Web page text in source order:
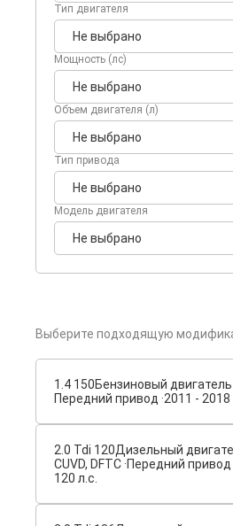
Тип двигателя
Не выбрано
Мощность (лс)
Не выбрано
Объем двигателя (л)
Не выбрано
Тип привода
Не выбрано
Модель двигателя
Не выбрано
Выберите подходящую
1.4 150Бензиновый двигатель
Передний привод ·2011 - 2018
2.0 Tdi 120Дизельный
CUVD, DFTC ·Передний привод
120 л.с.